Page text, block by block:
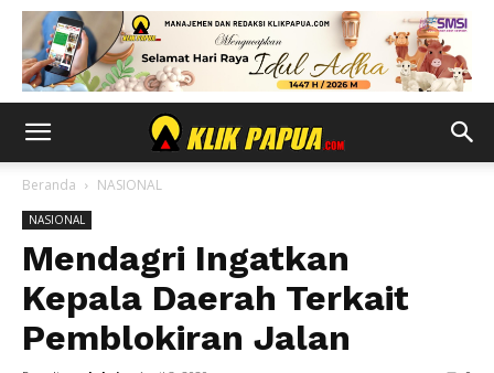
Beranda NASIONAL
NASIONAL
Mendagri Ingatkan
Kepala Daerah Terkait
Pemblokiran Jalan